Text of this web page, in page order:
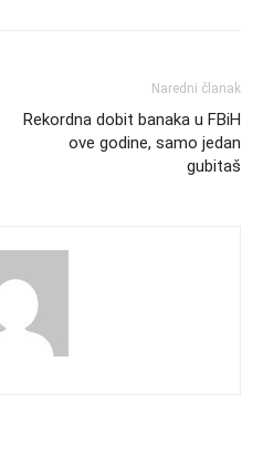
Naredni članak
Rekordna dobit banaka u FBiH
ove godine, samo jedan
gubitaš